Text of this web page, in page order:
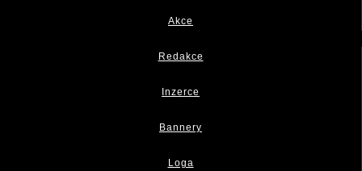
Akce
Redakce
Inzerce
Bannery
Loga